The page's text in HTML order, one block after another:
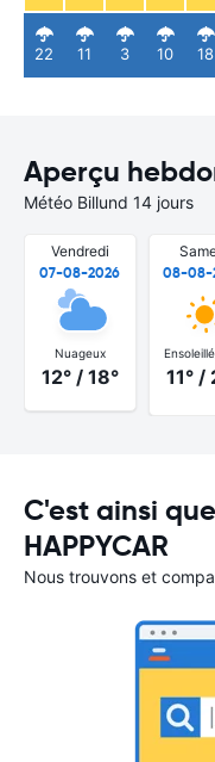
22 11 3 10 18
Aperçu
Météo Billund 14 jours
Vendredi
07-08-2026
Nuageux
12° / 18°
08-08-
11° /
C'est ainsi
HAPPYCAR
Nous trouvons et